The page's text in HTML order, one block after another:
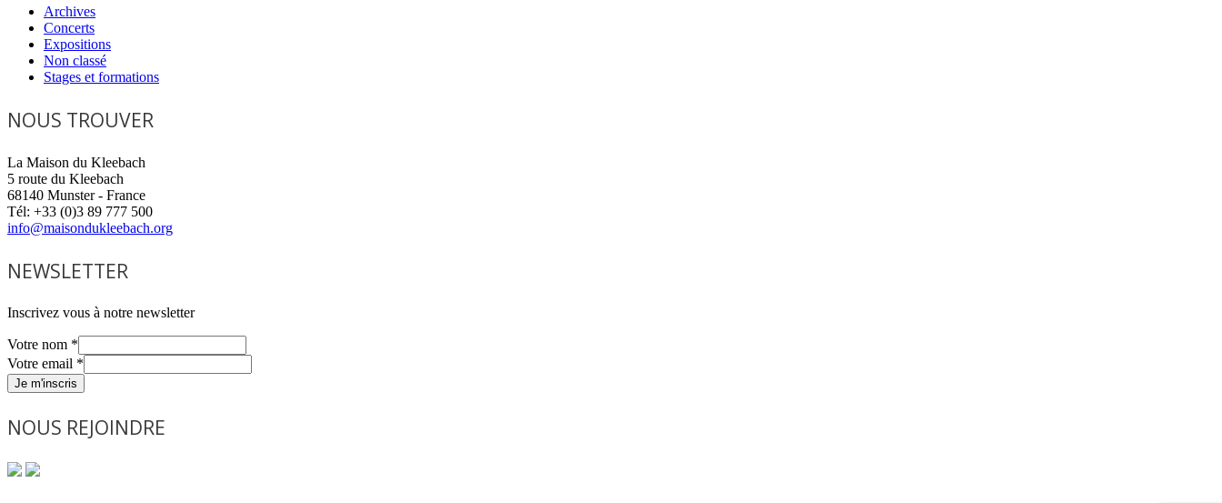
Archives
Concerts
Expositions
Non classé
Stages et formations
NOUS TROUVER
La Maison du Kleebach
5 route du Kleebach
68140 Munster - France
Tél: +33 (0)3 89 777 500
info@maisondukleebach.org
NEWSLETTER
Inscrivez vous à notre newsletter
Votre nom *
Votre email *
Je m'inscris
NOUS REJOINDRE